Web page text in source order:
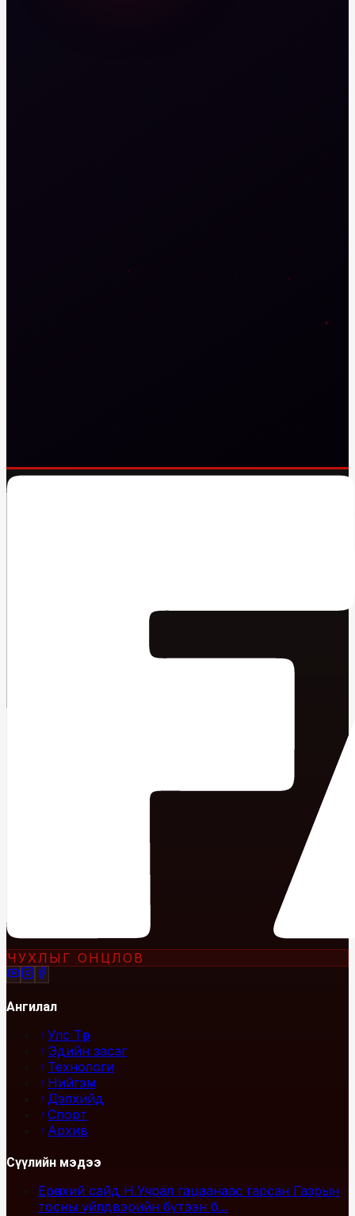
ЧУХЛЫГ ОНЦЛОВ
Ангилал
Улс Төр
Эдийн засаг
Технологи
Нийгэм
Дэлхийд
Спорт
Архив
Сүүлийн мэдээ
Ерөнхий сайд Н.Учрал гацаанаас гарсан Газрын
тосны үйлдвэрийн бүтээн б...